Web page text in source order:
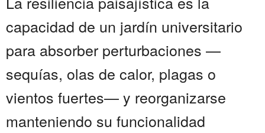
capacidad de un jardín universitario
para absorber perturbaciones —
sequías, olas de calor, plagas o
vientos fuertes— y reorganizarse
manteniendo su funcionalidad